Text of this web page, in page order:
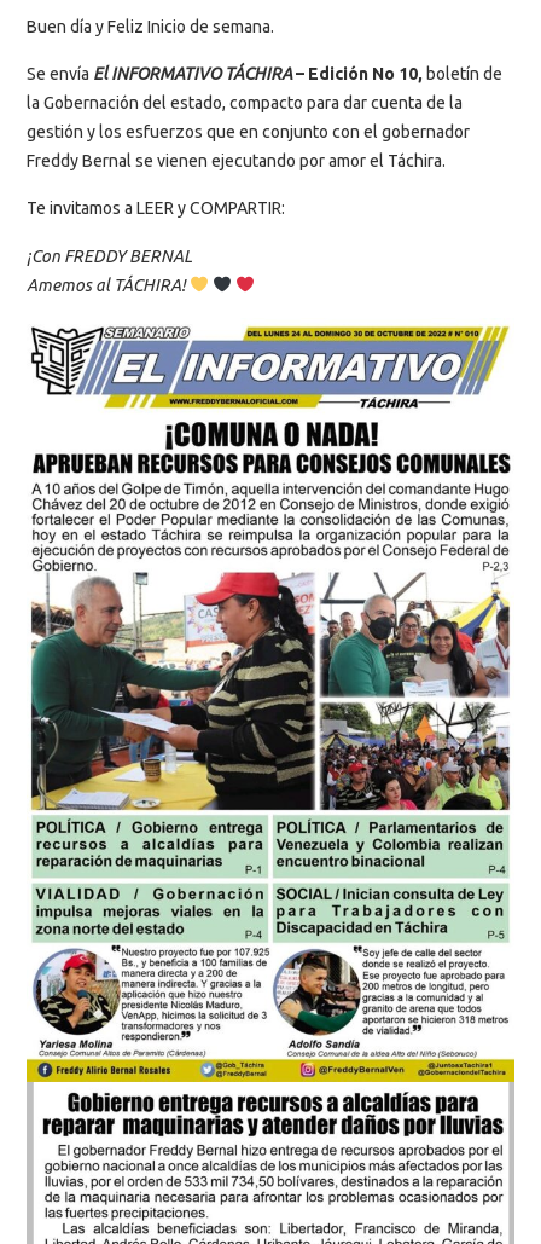
Buen día y Feliz Inicio de semana.
Se envía El INFORMATIVO TÁCHIRA– Edición No 10, boletín de
la Gobernación del estado, compacto para dar cuenta de la
gestión y los esfuerzos que en conjunto con el gobernador
Freddy Bernal se vienen ejecutando por amor el Táchira.
Te invitamos a LEER y COMPARTIR:
¡Con FREDDY BERNAL
Amemos al TÁCHIRA!